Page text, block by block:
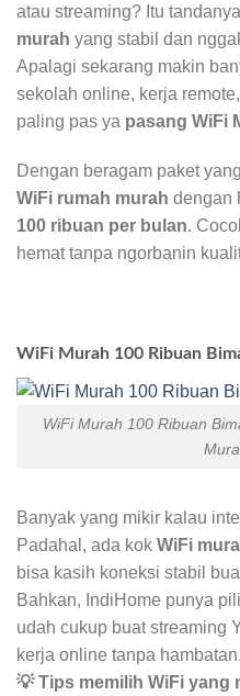
atau streaming? Itu
murah yang stabil dan
Apalagi sekarang makin
sekolah online, kerja
paling pas ya pasang WiFi
Dengan beragam paket
WiFi rumah murah dengan
100 ribuan per bulan.
hemat tanpa ngorbanin
WiFi Murah 100 Ribuan
WiFi Murah 100 Ribuan
Banyak yang mikir kalau
Padahal, ada kok WiFi
bisa kasih koneksi stabil
Bahkan, IndiHome punya
udah cukup buat streaming
kerja online tanpa hambatan.
💡 Tips memilih WiFi yang